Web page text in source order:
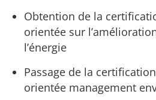
Obtention de la
orientée sur
l’énergie
Passage de la
orientée management